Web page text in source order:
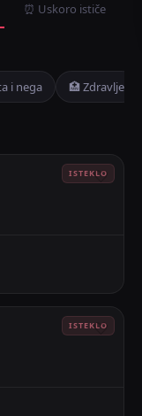
⏰ Uskoro ističe
i nega 🏥 Zdravlje
🤍
🤍